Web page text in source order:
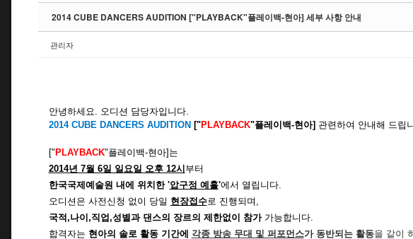
E-MAIL AUDITION
DM AUDITION
LOCATION
2014 CUBE DANCERS AUDITION ["PLAYBACK"플레이백-현아] 세부 사항 안내
관리자
안녕하세요. 오디션 담당자입니다.
2014 CUBE DANCERS AUDITION["PLAYBACK"플레이백-현아] 관련하여 안내해 드립
["PLAYBACK"플레이백-현아]는
2014년 7월 6일 일요일 오후 12시부터
한국국제예술원 내에 위치한 '압구정 예홀'에서 열립니다.
오디션은 사전신청 없이 당일 현장접수로 진행되며,
국적,나이,직업,성별과 댄스의 장르의 제한없이 참가가능합니다.
합격자는 현아의 솔로 활동 기간에 각종 방송 무대 및 퍼포먼스가 동반되는 활동을 같이